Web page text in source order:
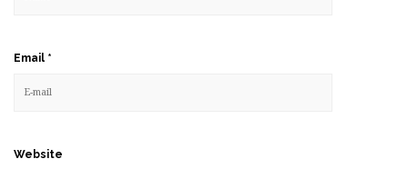
Email *
Website